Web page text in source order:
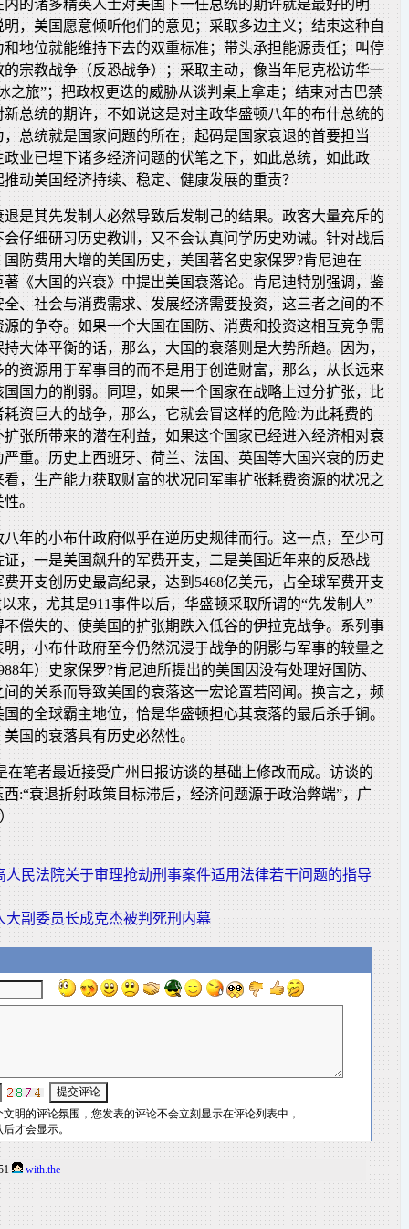
的诸多精英人士对美国下一任总统的期许就是最好的明
，美国愿意倾听他们的意见；采取多边主义；结束这种自
地位就能维持下去的双重标准；带头承担能源责任；叫停
宗教战争（反恐战争）；采取主动，像当年尼克松访华一
之旅”；把政权更迭的威胁从谈判桌上拿走；结束对古巴禁
总统的期许，不如说这是对主政华盛顿八年的布什总统的
总统就是国家问题的所在，起码是国家衰退的首要担当
业已埋下诸多经济问题的伏笔之下，如此总统，如此政
动美国经济持续、稳定、健康发展的重责？
是其先发制人必然导致后发制己的结果。政客大量充斥的
仔细研习历史教训，又不会认真问学历史劝诫。针对战后
防费用大增的美国历史，美国著名史家保罗?肯尼迪在
著《大国的兴衰》中提出美国衰落论。肯尼迪特别强调，鉴
、社会与消费需求、发展经济需要投资，这三者之间的不
的争夺。如果一个大国在国防、消费和投资这相互竞争需
大体平衡的话，那么，大国的衰落则是大势所趋。因为，
资源用于军事目的而不是用于创造财富，那么，从长远来
国力的削弱。同理，如果一个国家在战略上过分扩张，比
资巨大的战争，那么，它就会冒这样的危险:为此耗费的
张所带来的潜在利益，如果这个国家已经进入经济相对衰
重。历史上西班牙、荷兰、法国、英国等大国兴衰的历史
，生产能力获取财富的状况同军事扩张耗费资源的状况之
性。
年的小布什政府似乎在逆历史规律而行。这一点，至少可
，一是美国飙升的军费开支，二是美国近年来的反恐战
费开支创历史最高纪录，达到5468亿美元，占全球军费开支
来，尤其是911事件以后，华盛顿采取所谓的“先发制人”
偿失的、使美国的扩张期跌入低谷的伊拉克战争。系列事
，小布什政府至今仍然沉浸于战争的阴影与军事的较量之
年）史家保罗?肯尼迪所提出的美国因没有处理好国防、
的关系而导致美国的衰落这一宏论置若罔闻。换言之，频
的全球霸主地位，恰是华盛顿担心其衰落的最后杀手锏。
国的衰落具有历史必然性。
在笔者最近接受广州日报访谈的基础上修改而成。访谈的
:“衰退折射政策目标滞后，经济问题源于政治弊端”，广
人民法院关于审理抢劫刑事案件适用法律若干问题的指导
大副委员长成克杰被判死刑内幕
with.the